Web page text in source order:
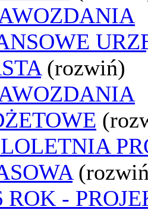
(rozwiń)
ROK -